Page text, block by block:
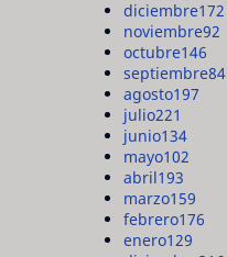
diciembre172
noviembre92
octubre146
septiembre84
agosto197
julio221
junio134
mayo102
abril193
marzo159
febrero176
enero129